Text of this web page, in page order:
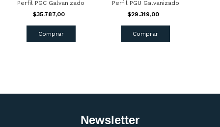
Perfil PGC Galvanizado
$35.787,00
Comprar
Perfil PGU Galvanizado
$29.319,00
Comprar
Newsletter